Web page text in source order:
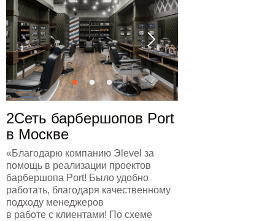
2Сеть барбершопов Port
в Москве
«Благодарю компанию Эlevel за
помощь в реализации проектов
барбершопа Port! Было удобно
работать, благодаря качественному
подходу менеджеров
в работе с клиентами! По схеме